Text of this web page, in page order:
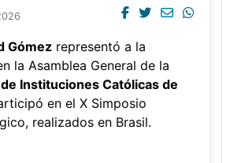
Gómez representó a la
la Asamblea General de la
Instituciones Católicas de
en el X Simposio
realizados en Brasil.